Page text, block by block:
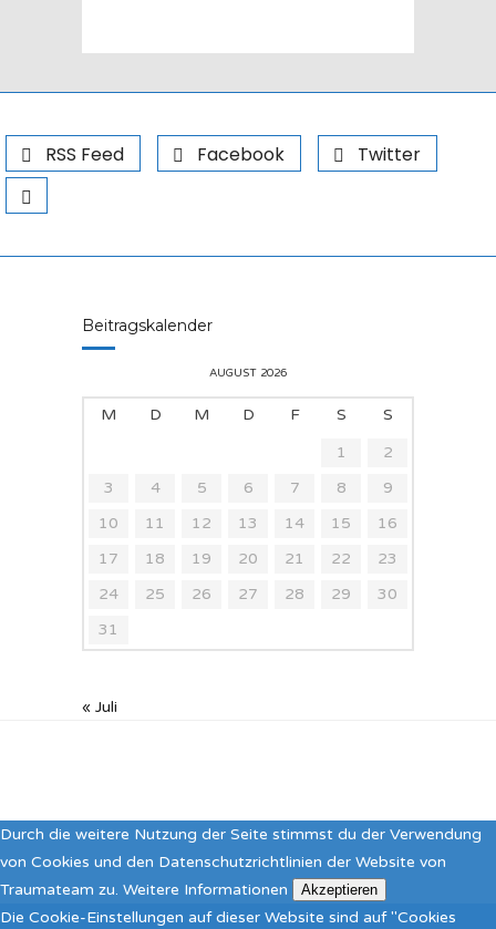
RSS Feed Facebook Twitter
Beitragskalender
AUGUST 2026
M D M D F S
S
1
2
3
4 5 6 7 8
9
10
11 12 13 14 15
16
17
18 19 20 21 22
23
24
25 26 27 28 29
30
31
« Juli
Durch die weitere Nutzung der Seite stimmst du der Verwendung
von Cookies und den Datenschutzrichtlinien der Website von
Traumateam zu. Weitere Informationen Akzeptieren
Die Cookie-Einstellungen auf dieser Website sind auf "Cookies